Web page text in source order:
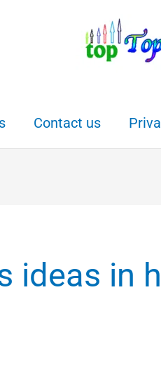
Contact us
ideas in